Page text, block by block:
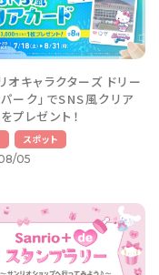
オキャラクターズ ドリー
ーク」でSNS風クリア
プレゼント！
スポット
05